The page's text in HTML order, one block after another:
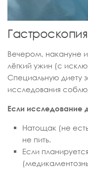
Гастроскопия
Вечером, накануне
лёгкий ужин (с
Специальную диету
исследования
Если исследование
Натощак (не
не пить.
Если